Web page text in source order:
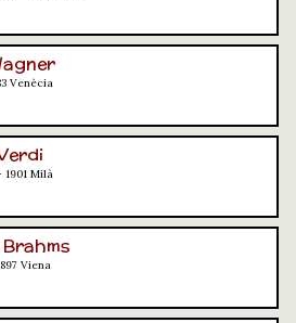
Venècia
1901 Milà
Viena